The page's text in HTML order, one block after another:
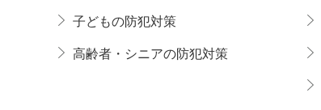
子どもの防犯対策
高齢者・シニアの防犯対策